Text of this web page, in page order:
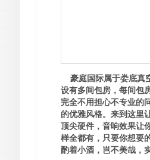
豪庭国际属于娄底真
设有多间包房，每间包
完全不用担心不专业的
的优雅风格。来到这里
顶尖硬件，音响效果让
样全都有，只要你想要
酌着小酒，岂不美哉，